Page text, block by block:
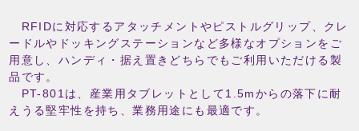
RFIDに対応するアタッチメントやピストルグリップ、クレ
ードルやドッキングステーションなど多様なオプションをご
用意し、ハンディ・据え置きどちらでもご利用いただける製
品です。
PT-801は、産業用タブレットとして1.5mからの落下に耐
えうる堅牢性を持ち、業務用途にも最適です。